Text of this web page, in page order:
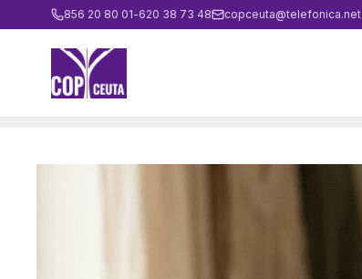
856 20 80 01-620 38 73 48 copceuta@telefonica.net